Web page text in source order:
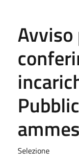
Selezione